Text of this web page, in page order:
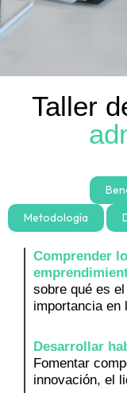
Taller
Metodología
Comprender
sobre qué es
importancia en
Desarrollar
Fomentar
innovación, el